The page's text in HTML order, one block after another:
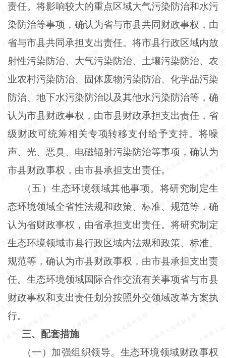
责任。将影响较大的重点区域大气污染防治和水污
染防治等事项，确认为省与市县共同财政事权，由
省与市县共同承担支出责任。将市县行政区域内放
射性污染防治、大气污染防治、土壤污染防治、农
业农村污染防治、固体废物污染防治、化学品污染
防治、地下水污染防治以及其他水污染防治等，确
认为市县财政事权，由市县财政承担支出责任，省
级财政可统筹相关专项转移支付给予支持。将噪
声、光、恶臭、电磁辐射污染防治等事项，确认为
市县财政事权，由市县承担支出责任。
（五）生态环境领域其他事项。将研究制定生
态环境领域全省性法规和政策、标准、规范等，确
认为省财政事权，由省承担支出责任。将研究制定
生态环境领域市县行政区域内法规和政策、标准、
规范等，确认为市县财政事权，由市县承担支出责
任。生态环境领域国际合作交流有关事项省与市县
财政事权和支出责任划分按照外交领域改革方案执
行。
三、配套措施
（一）加强组织领导。生态环境领域财政事权